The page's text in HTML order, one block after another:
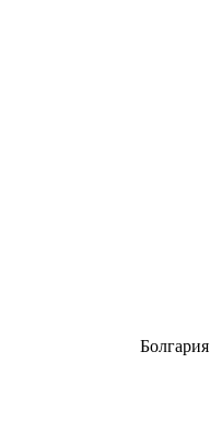
Болгария